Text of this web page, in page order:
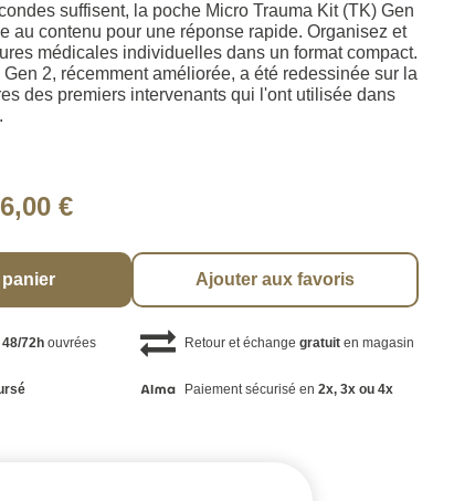
suffisent, la poche Micro Trauma Kit (TK) Gen
au contenu pour une réponse rapide. Organisez et
médicales individuelles dans un format compact.
2, récemment améliorée, a été redessinée sur la
des premiers intervenants qui l'ont utilisée dans
€
Ajouter aux favoris
48/72h ouvrées Retour et échange gratuiten magasin
Paiement sécurisé en 2x, 3x ou 4x